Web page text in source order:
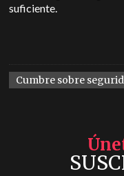
suficiente.
Cumbre sobre